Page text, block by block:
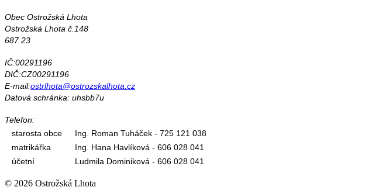
Obec Ostrožská Lhota
Ostrožská Lhota č.148
687 23
IČ:00291196
DIČ:CZ00291196
E-mail:ostrlhota@ostrozskalhota.cz
Datová schránka: uhsbb7u
Telefon:
starosta obce
Ing. Roman Tuháček - 725 121 038
matrikářka
Ing. Hana Havlíková - 606 028 041
účetní
Ludmila Dominiková - 606 028 041
© 2026 Ostrožská Lhota